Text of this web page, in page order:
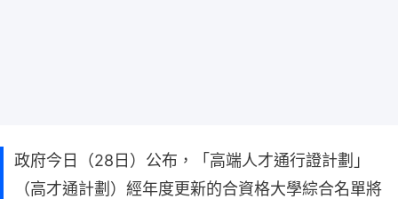
政府今日（28日）公布，「高端人才通行證計劃」
（高才通計劃）經年度更新的合資格大學綜合名單將